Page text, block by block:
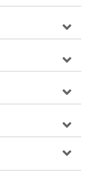
二手小白球的
求成功人士建
此他大幅扭轉
變為擁有億萬
你有多少財富
命運走向！」
講緋聞八卦，
益的觀念，把